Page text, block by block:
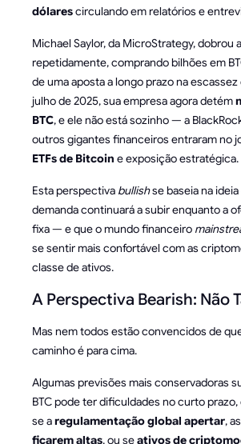
dólarescirculando em relatórios e
Michael Saylor, da MicroStrategy, dobrou
repetidamente, comprando bilhões em
de uma aposta a longo prazo na
julho de 2025, sua empresa agora detém
BTC, e ele não está sozinho — a
outros gigantes financeiros entraram no
ETFs de Bitcoin e exposição estratégica.
Esta perspectiva bullishse baseia na
demanda continuará a subir enquanto a
fixa — e que o mundo financeiro
se sentir mais confortável com as
classe de ativos.
A Perspectiva Bearish: Não
Mas nem todos estão convencidos de
caminho é para cima.
Algumas previsões mais conservadoras
BTC pode ter dificuldades no curto
se aregulamentação global apertar, as
ficarem altas, ou seativos de